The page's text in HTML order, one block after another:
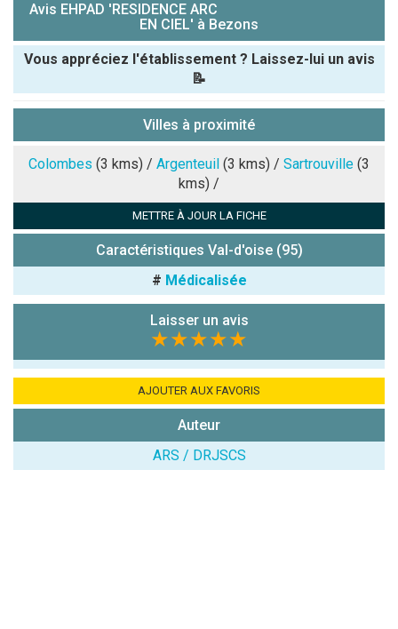
Avis EHPAD 'RESIDENCE ARC
EN CIEL' à Bezons
Vous appréciez l'établissement ? Laissez-lui un avis
📝
Note que vous souhaitez attribuer :
Antispam -
chiffres) :
Avis sur
(En cliquant sur 'Valider', j'accepte que mon avis
Villes à proximité
Colombes (3 kms) / Argenteuil (3 kms) / Sartrouville (3
kms) /
METTRE À JOUR LA FICHE
Caractéristiques Val-d'oise (95)
# Médicalisée
Laisser un avis
★★★★★
AJOUTER AUX FAVORIS
Auteur
ARS / DRJSCS